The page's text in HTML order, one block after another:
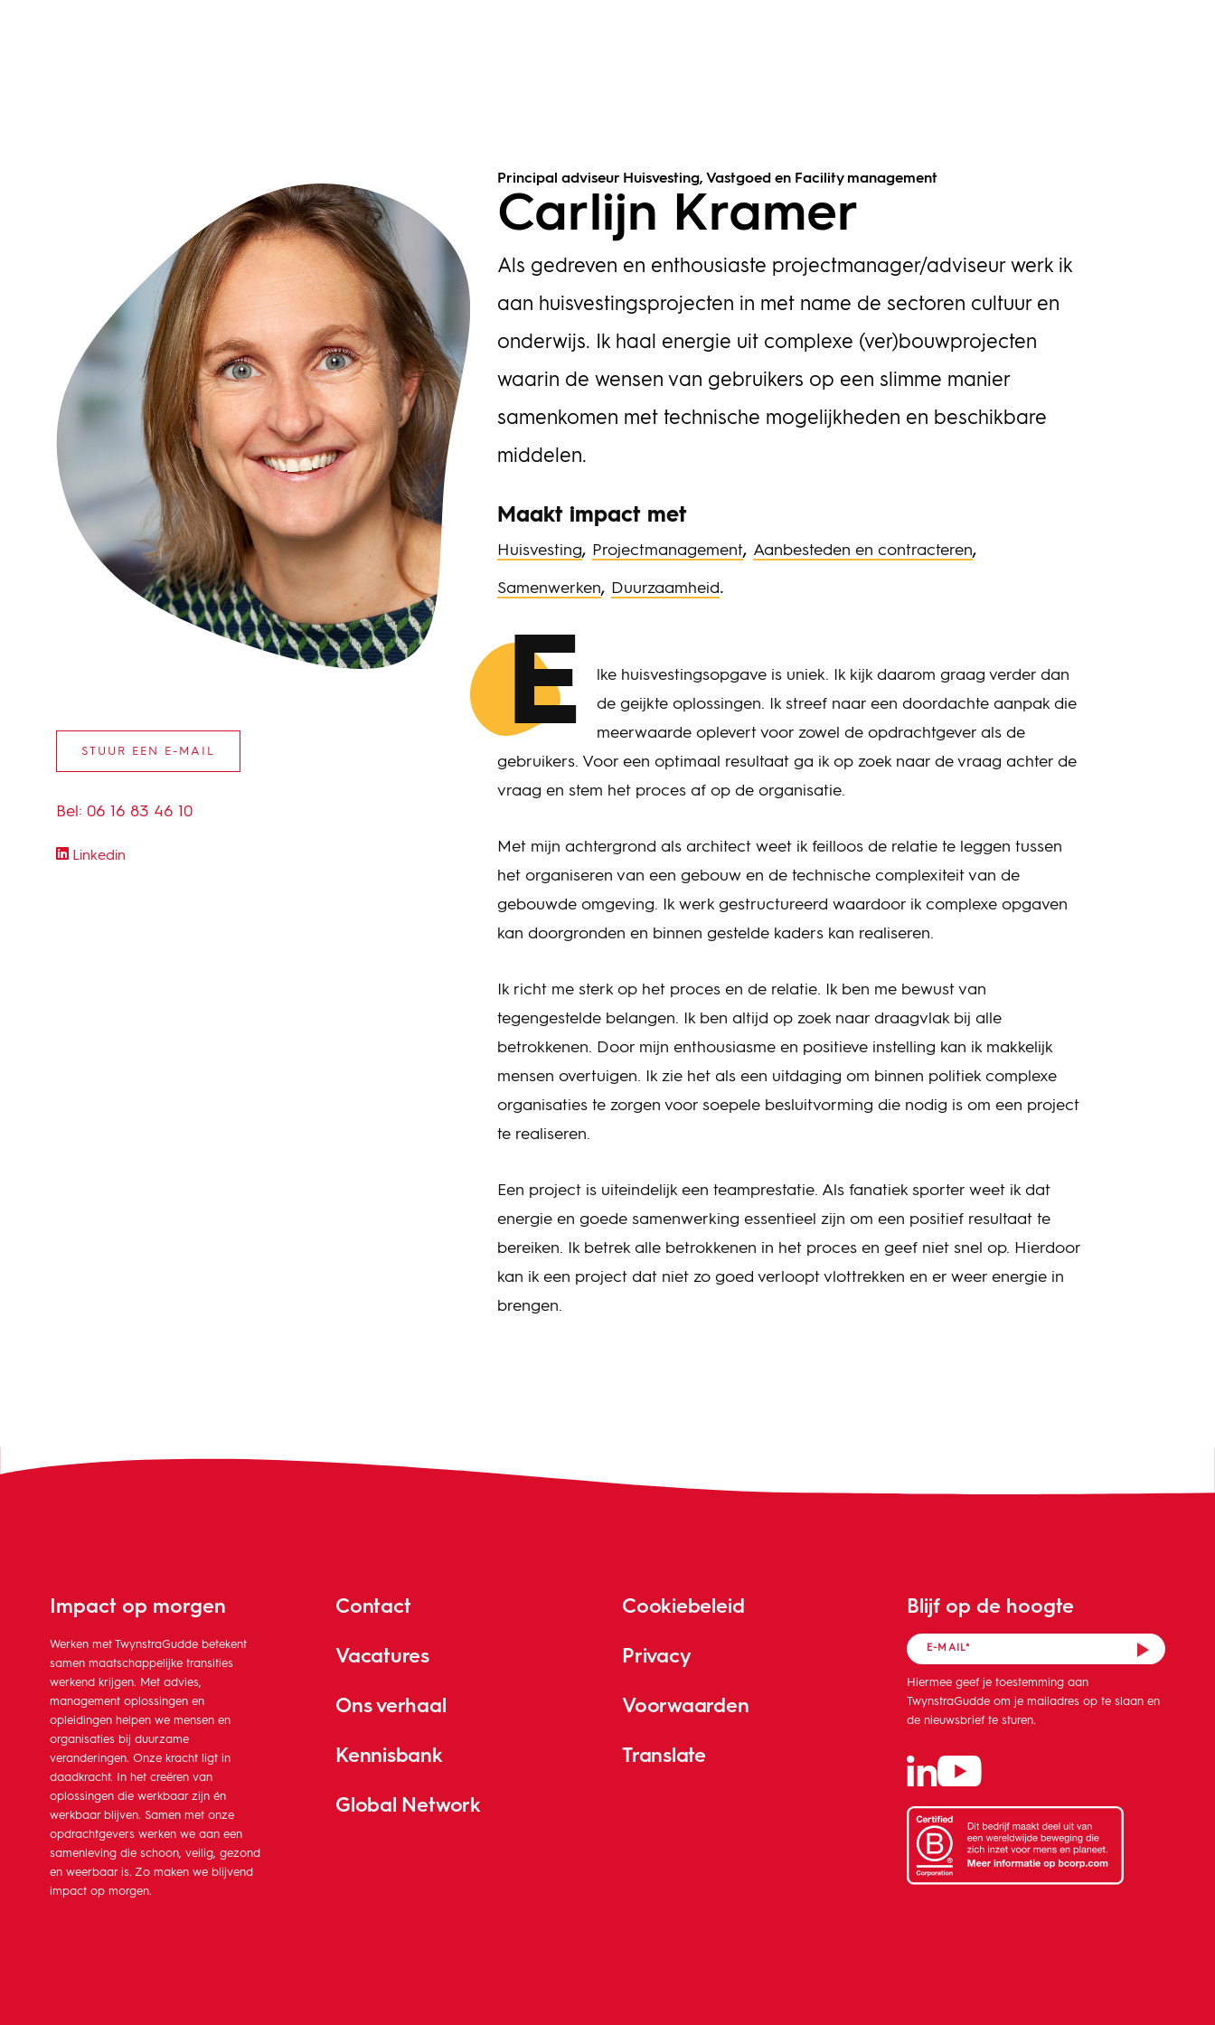
STUUR EEN E-MAIL
Bel: 06 16 83 46 10
Linkedin
Principal adviseur Huisvesting, Vastgoed en Facility management
Carlijn Kramer
Als gedreven en enthousiaste projectmanager/adviseur werk ik
aan huisvestingsprojecten in met name de sectoren cultuur en
onderwijs. Ik haal energie uit complexe (ver)bouwprojecten
waarin de wensen van gebruikers op een slimme manier
samenkomen met technische mogelijkheden en beschikbare
middelen.
Maakt impact met
Huisvesting, Projectmanagement, Aanbesteden en contracteren,
Samenwerken, Duurzaamheid.
E
lke huisvestingsopgave is uniek. Ik kijk daarom graag verder dan
de geijkte oplossingen. Ik streef naar een doordachte aanpak die
meerwaarde oplevert voor zowel de opdrachtgever als de
gebruikers. Voor een optimaal resultaat ga ik op zoek naar de vraag achter de
vraag en stem het proces af op de organisatie.
Met mijn achtergrond als architect weet ik feilloos de relatie te leggen tussen
het organiseren van een gebouw en de technische complexiteit van de
gebouwde omgeving. Ik werk gestructureerd waardoor ik complexe opgaven
kan doorgronden en binnen gestelde kaders kan realiseren.
Ik richt me sterk op het proces en de relatie. Ik ben me bewust van
tegengestelde belangen. Ik ben altijd op zoek naar draagvlak bij alle
betrokkenen. Door mijn enthousiasme en positieve instelling kan ik makkelijk
mensen overtuigen. Ik zie het als een uitdaging om binnen politiek complexe
organisaties te zorgen voor soepele besluitvorming die nodig is om een project
te realiseren.
Een project is uiteindelijk een teamprestatie. Als fanatiek sporter weet ik dat
energie en goede samenwerking essentieel zijn om een positief resultaat te
bereiken. Ik betrek alle betrokkenen in het proces en geef niet snel op. Hierdoor
kan ik een project dat niet zo goed verloopt vlottrekken en er weer energie in
brengen.
Impact op morgen
Werken met TwynstraGudde betekent
samen maatschappelijke transities
werkend krijgen. Met advies,
management oplossingen en
opleidingen helpen we mensen en
organisaties bij duurzame
veranderingen. Onze kracht ligt in
daadkracht. In het creëren van
oplossingen die werkbaar zijn én
werkbaar blijven. Samen met onze
opdrachtgevers werken we aan een
samenleving die schoon, veilig, gezond
en weerbaar is. Zo maken we blijvend
impact op morgen.
Contact
Cookiebeleid
Vacatures
Privacy
Ons verhaal
Voorwaarden
Kennisbank
Translate
Global Network
Blijf op de hoogte
Hiermee geef je toestemming aan
TwynstraGudde om je mailadres op te slaan en
de nieuwsbrief te sturen.